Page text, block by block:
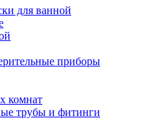
для ванной
приборы
комнат
трубы и фитинги